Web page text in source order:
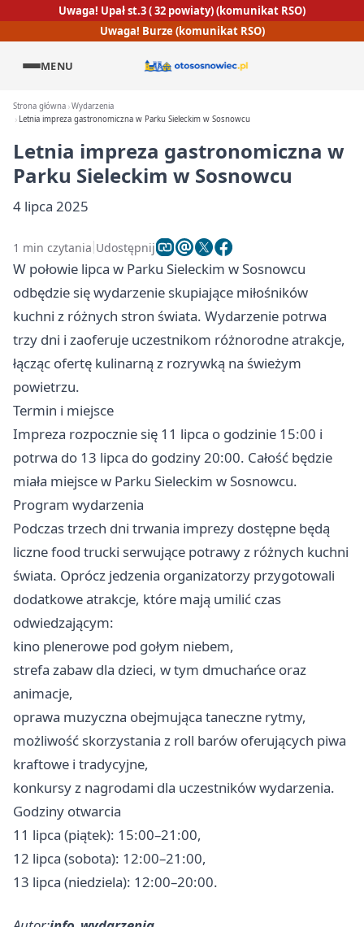
Uwaga! Upał st.3 ( 32 powiaty) (komunikat RSO)
Uwaga! Burze (komunikat RSO)
MENU
Strona główna Wydarzenia
Letnia impreza gastronomiczna w Parku Sieleckim w Sosnowcu
Letnia impreza gastronomiczna w
Parku Sieleckim w Sosnowcu
4 lipca 2025
1 min czytania Udostępnij
W połowie lipca w Parku Sieleckim w Sosnowcu
odbędzie się wydarzenie skupiające miłośników
kuchni z różnych stron świata. Wydarzenie potrwa
trzy dni i zaoferuje uczestnikom różnorodne atrakcje,
łącząc ofertę kulinarną z rozrywką na świeżym
powietrzu.
Termin i miejsce
Impreza rozpocznie się 11 lipca o godzinie 15:00 i
potrwa do 13 lipca do godziny 20:00. Całość będzie
miała miejsce w Parku Sieleckim w Sosnowcu.
Program wydarzenia
Podczas trzech dni trwania imprezy dostępne będą
liczne food trucki serwujące potrawy z różnych kuchni
świata. Oprócz jedzenia organizatorzy przygotowali
dodatkowe atrakcje, które mają umilić czas
odwiedzającym:
kino plenerowe pod gołym niebem,
strefa zabaw dla dzieci, w tym dmuchańce oraz
animacje,
oprawa muzyczna obejmująca taneczne rytmy,
możliwość skorzystania z roll barów oferujących piwa
kraftowe i tradycyjne,
konkursy z nagrodami dla uczestników wydarzenia.
Godziny otwarcia
11 lipca (piątek): 15:00–21:00,
12 lipca (sobota): 12:00–21:00,
13 lipca (niedziela): 12:00–20:00.